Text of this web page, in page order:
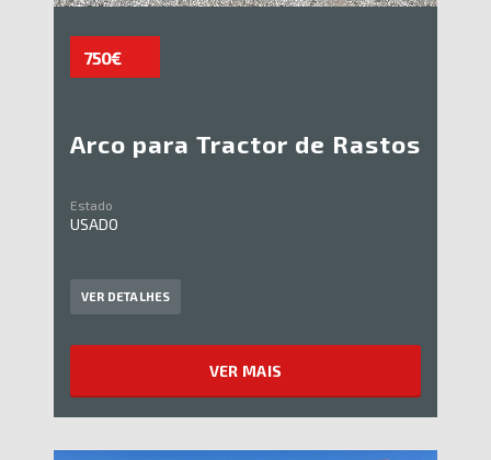
750€
Arco para Tractor de Rastos
Estado
USADO
VER DETALHES
VER MAIS